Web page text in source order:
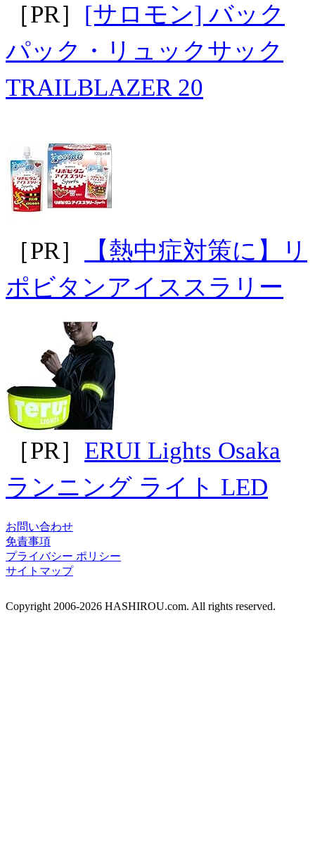
［PR］ [サロモン] バック
パック・リュックサック
TRAILBLAZER 20
［PR］
【熱中症対策に】リ
ポビタンアイススラリー
［PR］ ERUI Lights Osaka
ランニング ライト LED
お問い合わせ
免責事項
プライバシー ポリシー
サイトマップ
Copyright 2006-2026 HASHIROU.com. All rights reserved.